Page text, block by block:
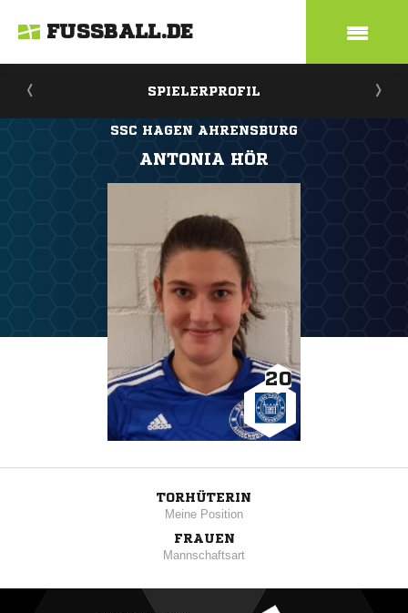
FUSSBALL.DE
SPIELERPROFIL
SSC HAGEN AHRENSBURG
ANTONIA HÖR
20
TORHÜTERIN
Meine Position
FRAUEN
Mannschaftsart